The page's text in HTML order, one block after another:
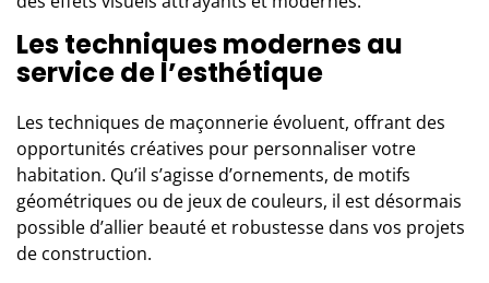
Les techniques modernes au
service de l’esthétique
Les techniques de maçonnerie évoluent, offrant des
opportunités créatives pour personnaliser votre
habitation. Qu’il s’agisse d’ornements, de motifs
géométriques ou de jeux de couleurs, il est désormais
possible d’allier beauté et robustesse dans vos projets
de construction.